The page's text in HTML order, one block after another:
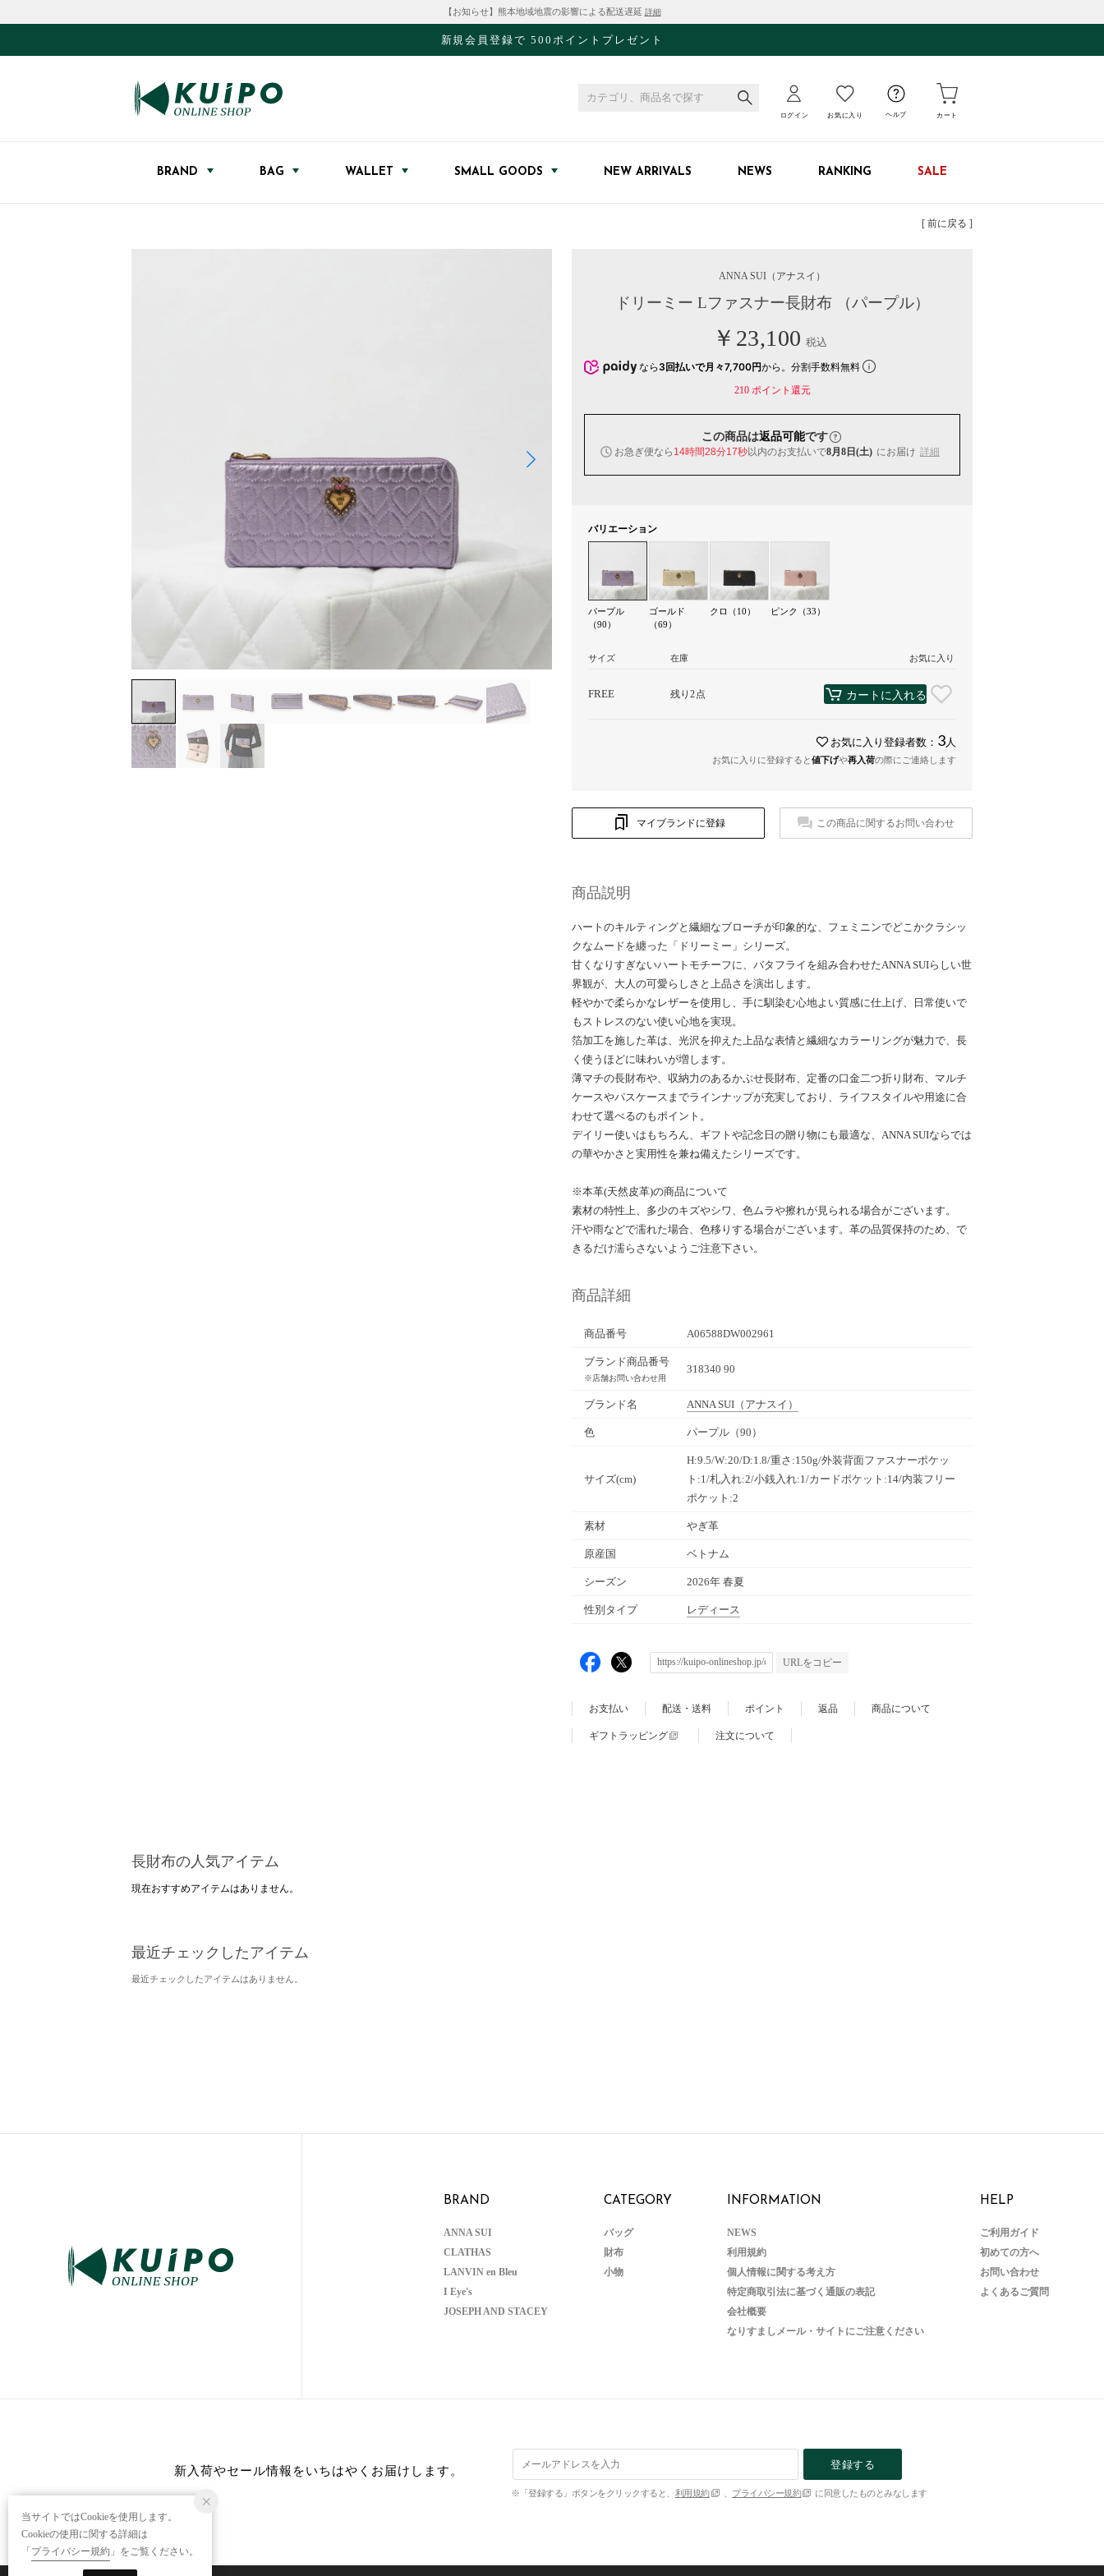
【お知らせ】熊本地域地震の影響による配送遅延 詳細
新規会員登録で 500ポイントプレゼント
ログイン お気に入り ヘルプ カート
BRAND BAG WALLET SMALL GOODS NEW ARRIVALS NEWS RANKING SALE
[ 前に戻る ]
ANNA SUI （アナスイ）
ドリーミー Lファスナー長財布 （パープル）
￥23,100 税込
なら 3回払いで月々7,700円から。分割手数料無料
210ポイント還元
この商品は返品可能です
お急ぎ便なら 14時間28分17秒以内のお支払いで8月8日(土) にお届け 詳細
バリエーション
パープル
（90）
ゴールド
（69）
クロ（10） ピンク（33）
サイズ 在庫 お気に入り
FREE 残り2点 カートに入れる
お気に入り登録者数： 3 人
お気に入りに登録すると値下げや再入荷の際にご連絡します
マイブランドに登録 この商品に関するお問い合わせ
商品説明
ハートのキルティングと繊細なブローチが印象的な、フェミニンでどこかクラシッ
クなムードを纏った「ドリーミー」シリーズ。
甘くなりすぎないハートモチーフに、バタフライを組み合わせたANNA SUIらしい世
界観が、大人の可愛らしさと上品さを演出します。
軽やかで柔らかなレザーを使用し、手に馴染む心地よい質感に仕上げ、日常使いで
もストレスのない使い心地を実現。
箔加工を施した革は、光沢を抑えた上品な表情と繊細なカラーリングが魅力で、長
く使うほどに味わいが増します。
薄マチの長財布や、収納力のあるかぶせ長財布、定番の口金二つ折り財布、マルチ
ケースやパスケースまでラインナップが充実しており、ライフスタイルや用途に合
わせて選べるのもポイント。
デイリー使いはもちろん、ギフトや記念日の贈り物にも最適な、ANNA SUIならでは
の華やかさと実用性を兼ね備えたシリーズです。
※本革(天然皮革)の商品について
素材の特性上、多少のキズやシワ、色ムラや擦れが見られる場合がございます。
汗や雨などで濡れた場合、色移りする場合がございます。革の品質保持のため、で
きるだけ濡らさないようご注意下さい。
商品詳細
商品番号 A06588DW002961
ブランド商品番号
※店舗お問い合わせ用
318340 90
ブランド名 ANNA SUI （アナスイ）
色 パープル（90）
サイズ(cm)
H:9.5/W:20/D:1.8/重さ:150g/外装背面ファスナーポケッ
ト:1/札入れ:2/小銭入れ:1/カードポケット:14/内装フリー
ポケット:2
素材 やぎ革
原産国 ベトナム
シーズン 2026年 春夏
性別タイプ レディース
URLをコピー
お支払い 配送・送料 ポイント 返品 商品について
ギフトラッピング 注文について
長財布の人気アイテム
現在おすすめアイテムはありません。
最近チェックしたアイテム
最近チェックしたアイテムはありません。
BRAND
ANNA SUI
CLATHAS
LANVIN en Bleu
I Eye's
JOSEPH AND STACEY
CATEGORY
バッグ
財布
小物
INFORMATION
NEWS
利用規約
個人情報に関する考え方
特定商取引法に基づく通販の表記
会社概要
なりすましメール・サイトにご注意ください
HELP
ご利用ガイド
初めての方へ
お問い合わせ
よくあるご質問
新入荷やセール情報をいちはやくお届けします。 登録する
※「登録する」ボタンをクリックすると、 利用規約 プライバシー規約 に同意したものとみなします
当サイトではCookieを使用します。
Cookieの使用に関する詳細は
「 プライバシー規約 」をご覧ください。